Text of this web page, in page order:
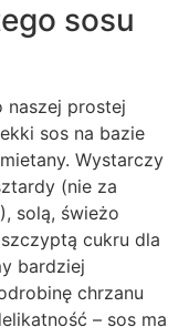
sosu
naszej prostej
sos na bazie
Wystarczy
(nie za
solą, świeżo
cukru dla
bardziej
chrzanu
– sos ma